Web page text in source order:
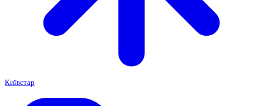
Київстар